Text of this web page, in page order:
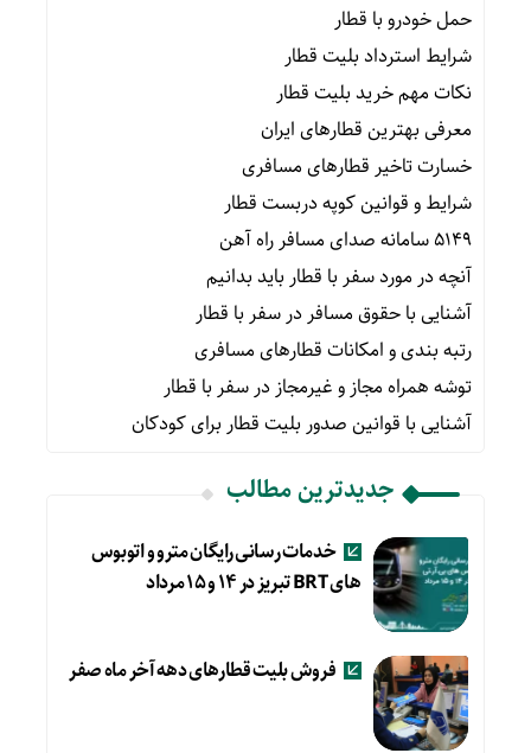
حمل خودرو با قطار
شرایط استرداد بلیت قطار
نکات مهم خرید بلیت قطار
معرفی بهترین قطارهای ایران
خسارت تاخیر قطارهای مسافری
شرایط و قوانین کوپه دربست قطار
۵۱۴۹ سامانه صدای مسافر راه آهن
آنچه در مورد سفر با قطار باید بدانیم
آشنایی با حقوق مسافر در سفر با قطار
رتبه بندی و امکانات قطارهای مسافری
توشه همراه مجاز و غیرمجاز در سفر با قطار
آشنایی با قوانین صدور بلیت قطار برای کودکان
جدیدترین مطالب
خدمات رسانی رایگان مترو و اتوبوس
های BRT تبریز در ۱۴ و ۱۵ مرداد
فروش بلیت قطارهای دهه آخر ماه صفر